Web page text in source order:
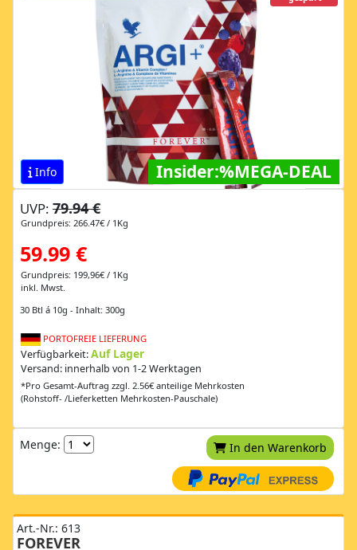
Info Insider:%MEGA-DEAL
UVP: 79.94 €
Grundpreis: 266.47€ / 1Kg
59.99 €
Grundpreis: 199,96€ / 1Kg
inkl. Mwst.
30 Btl á 10g - Inhalt: 300g
PORTOFREIE LIEFERUNG
Verfügbarkeit:Auf Lager
Versand: innerhalb von 1-2 Werktagen
*Pro Gesamt-Auftrag zzgl. 2.56€ anteilige Mehrkosten
(Rohstoff- /Lieferketten Mehrkosten-Pauschale)
Menge: In den Warenkorb
Art.-Nr.: 613
FOREVER